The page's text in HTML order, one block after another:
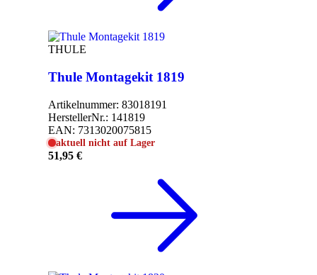
THULE
Thule Montagekit 1819
Artikelnummer: 83018191
HerstellerNr.: 141819
EAN: 7313020075815
aktuell nicht auf Lager
51,95 €